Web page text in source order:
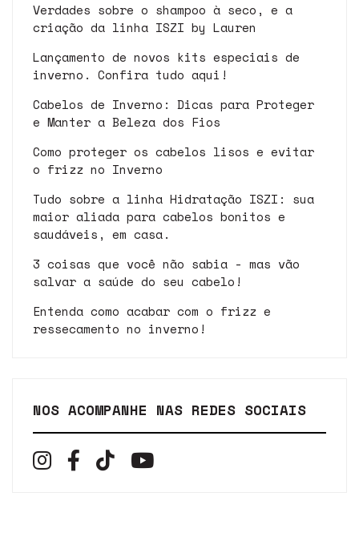
Verdades sobre o shampoo à seco, e a
criação da linha ISZI by Lauren
Lançamento de novos kits especiais de
inverno. Confira tudo aqui!
Cabelos de Inverno: Dicas para Proteger
e Manter a Beleza dos Fios
Como proteger os cabelos lisos e evitar
o frizz no Inverno
Tudo sobre a linha Hidratação ISZI: sua
maior aliada para cabelos bonitos e
saudáveis, em casa.
3 coisas que você não sabia - mas vão
salvar a saúde do seu cabelo!
Entenda como acabar com o frizz e
ressecamento no inverno!
NOS ACOMPANHE NAS REDES SOCIAIS